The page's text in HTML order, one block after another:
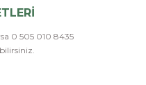
0 505 010 8435